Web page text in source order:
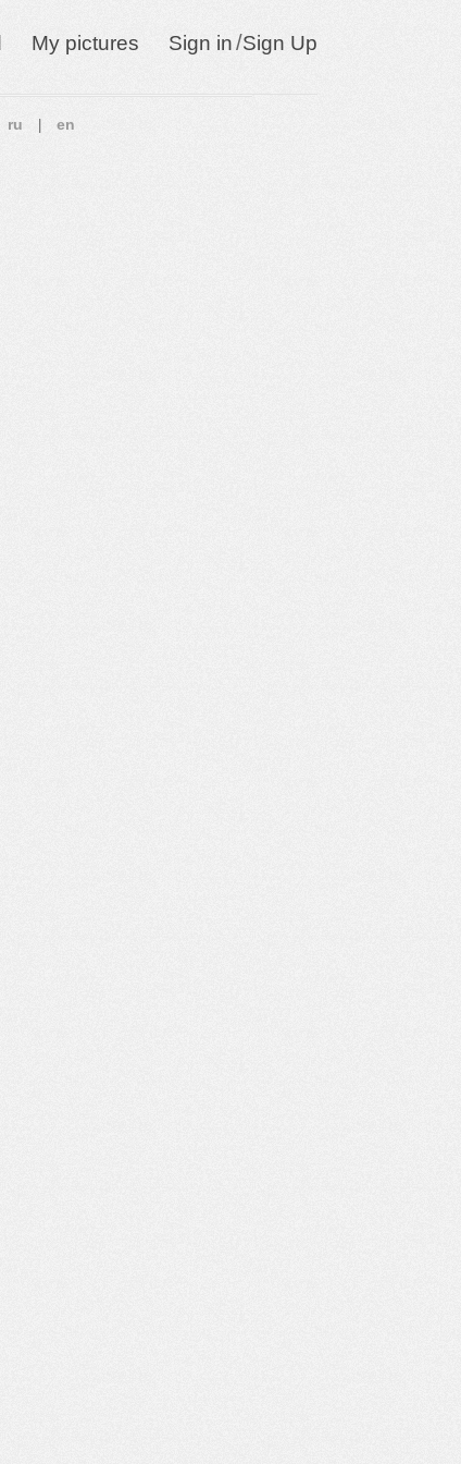
My pictures Sign in/Sign Up
ru en